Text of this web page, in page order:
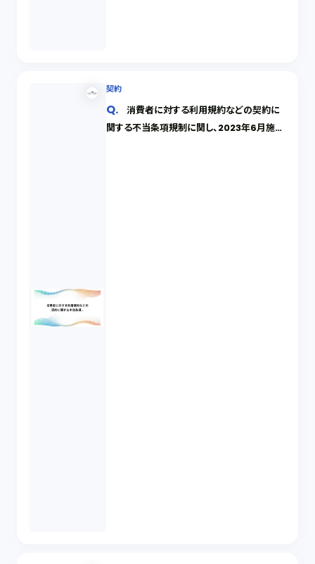
契約
消費者に対する利用規約などの契約に
関する不当条項規制に関し、2023年6月施行